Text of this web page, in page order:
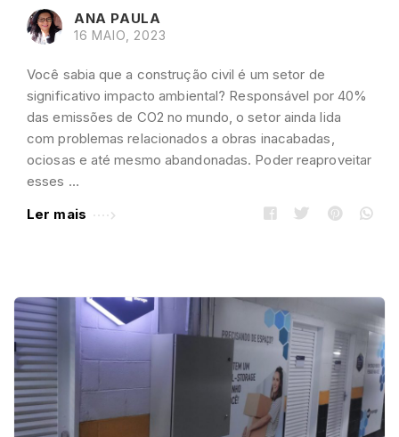
ANA PAULA
16 MAIO, 2023
Você sabia que a construção civil é um setor de
significativo impacto ambiental? Responsável por 40%
das emissões de CO2 no mundo, o setor ainda lida
com problemas relacionados a obras inacabadas,
ociosas e até mesmo abandonadas. Poder reaproveitar
esses …
Ler mais